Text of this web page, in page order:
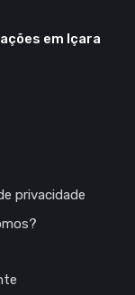
em Içara
privacidade